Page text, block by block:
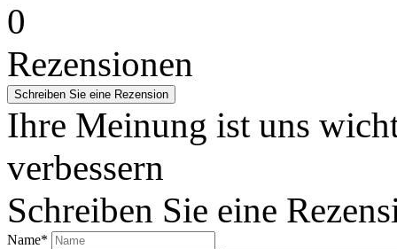
0
Rezensionen
Ihre Meinung ist uns
verbessern
Schreiben Sie eine
Name*